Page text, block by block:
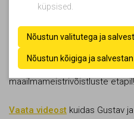
küpsised.
Nõustun valitutega ja
Nõustun kõigiga ja salvestan
Pardiralli kärmed rallipardid
alguses Rally Estonia raames
maailmameistrivõistluste
Vaata videost kuidas Gustav